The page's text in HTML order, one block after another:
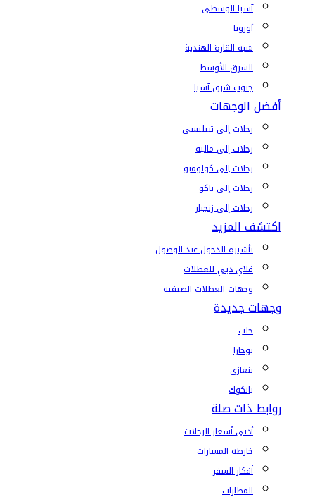
آسيا الوسطى
أوروبا
شبه القارة الهندية
الشرق الأوسط
جنوب شرق آسيا
أفضل الوجهات
رحلات إلى تبيليسي
رحلات إلى ماليه
رحلات إلى كولومبو
رحلات إلى باكو
رحلات إلى زنجبار
اكتشف المزيد
تأشيرة الدخول عند الوصول
فلاي دبي للعطلات
وجهات العطلات الصيفية
وجهات جديدة
حلب
بوخارا
بنغازي
بانكوك
روابط ذات صلة
أدنى أسعار الرحلات
خارطة المسارات
أفكار السفر
المطارات